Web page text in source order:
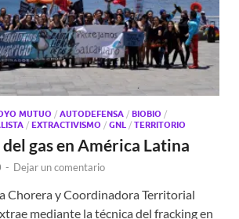
MUTUO / AUTODEFENSA / BIOBIO /
/ EXTRACTIVISMO / GNL / TERRITORIO
gas en América Latina
- Dejar un comentario
Chorera y Coordinadora Territorial
mediante la técnica del fracking en